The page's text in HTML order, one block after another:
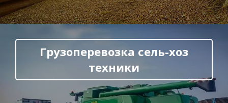
Грузоперевозка сель-хоз
техники